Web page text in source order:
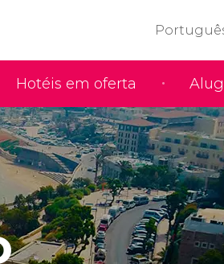
Hotéis em oferta